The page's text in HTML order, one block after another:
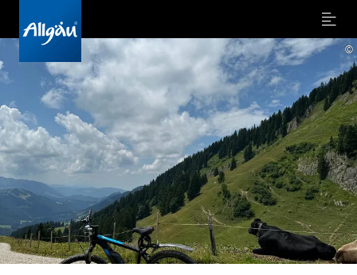
Menu
©